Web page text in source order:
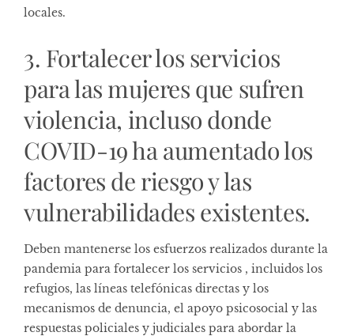
locales.
3. Fortalecer los servicios
para las mujeres que sufren
violencia, incluso donde
COVID-19 ha aumentado los
factores de riesgo y las
vulnerabilidades existentes.
Deben mantenerse los esfuerzos realizados durante la
pandemia para fortalecer los servicios , incluidos los
refugios, las líneas telefónicas directas y los
mecanismos de denuncia, el apoyo psicosocial y las
respuestas policiales y judiciales para abordar la